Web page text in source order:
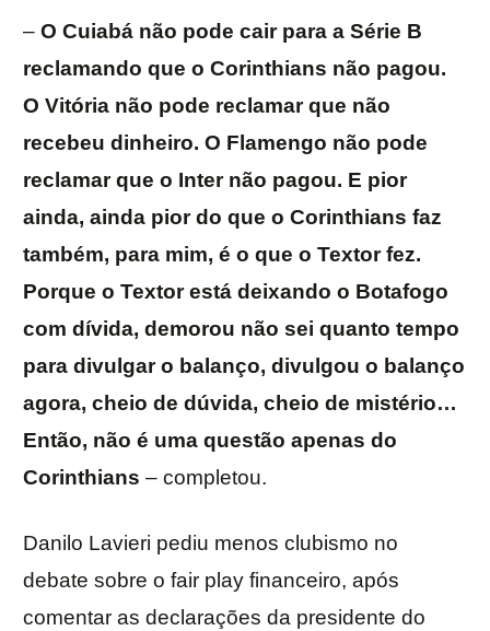
– O Cuiabá não pode cair para a Série B
reclamando que o Corinthians não pagou.
O Vitória não pode reclamar que não
recebeu dinheiro. O Flamengo não pode
reclamar que o Inter não pagou. E pior
ainda, ainda pior do que o Corinthians faz
também, para mim, é o que o Textor fez.
Porque o Textor está deixando o Botafogo
com dívida, demorou não sei quanto tempo
para divulgar o balanço, divulgou o balanço
agora, cheio de dúvida, cheio de mistério…
Então, não é uma questão apenas do
Corinthians – completou.
Danilo Lavieri pediu menos clubismo no
debate sobre o fair play financeiro, após
comentar as declarações da presidente do